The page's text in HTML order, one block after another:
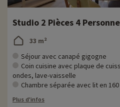
Studio 2 Pièces 4
33 m²
Séjour avec canapé gigogne
Coin cuisine avec plaque de
ondes, lave-vaisselle
Chambre séparée avec lit en 160
Plus d'infos